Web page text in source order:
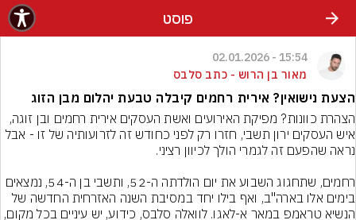
פוסט
15:54 - 02.01.2026
מאור בן הרוש - כתב סלבס
הצעת נישואין? אירית רחמים קיבלה טבעת יהלום מבן הזוג
בימים אלו בארה"ב, ואף בילו יחד במסיבת השנה האזרחית החדשה של